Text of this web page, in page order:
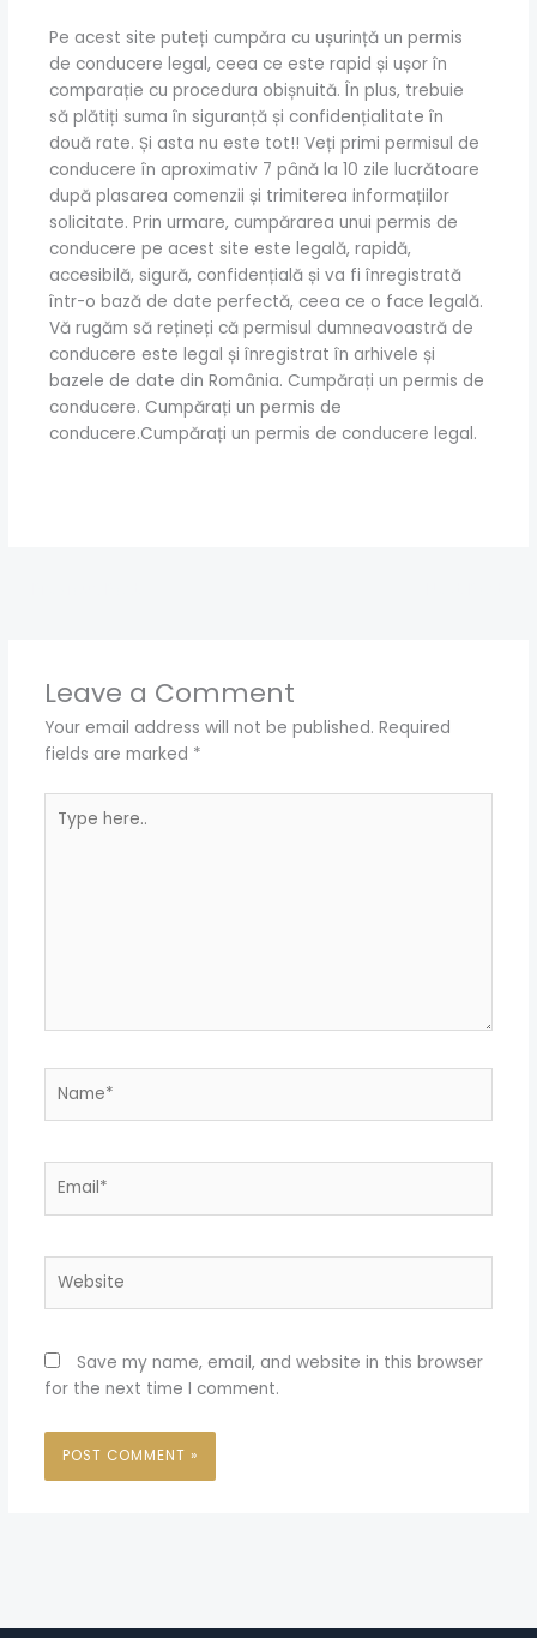
Pe acest site puteți cumpăra cu ușurință un permis
de conducere legal, ceea ce este rapid și ușor în
comparație cu procedura obișnuită. În plus, trebuie
să plătiți suma în siguranță și confidențialitate în
două rate. Și asta nu este tot!! Veți primi permisul de
conducere în aproximativ 7 până la 10 zile lucrătoare
după plasarea comenzii și trimiterea informațiilor
solicitate. Prin urmare, cumpărarea unui permis de
conducere pe acest site este legală, rapidă,
accesibilă, sigură, confidențială și va fi înregistrată
într-o bază de date perfectă, ceea ce o face legală.
Vă rugăm să rețineți că permisul dumneavoastră de
conducere este legal și înregistrat în arhivele și
bazele de date din România. Cumpărați un permis de
conducere. Cumpărați un permis de
conducere.Cumpărați un permis de conducere legal.
Leave a Comment
Your email address will not be published. Required
fields are marked *
here..
Save my name, email, and website in this browser
for the next time I comment.